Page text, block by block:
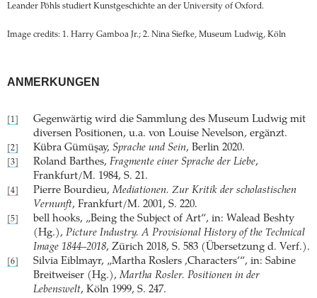
Leander Pöhls studiert Kunstgeschichte an der University of Oxford.
Image credits: 1. Harry Gamboa Jr.; 2. Nina Siefke, Museum Ludwig, Köln
ANMERKUNGEN
[1]
Gegenwärtig wird die Sammlung des Museum Ludwig mit
diversen Positionen, u.a. von Louise Nevelson, ergänzt.
[2] Kübra Gümüşay, Sprache und Sein, Berlin 2020.
[3] Roland Barthes, Fragmente einer Sprache der Liebe,
Frankfurt/M. 1984, S. 21.
[4] Pierre Bourdieu, Mediationen. Zur Kritik der scholastischen
Vernunft, Frankfurt/M. 2001, S. 220.
[5]
bell hooks, „Being the Subject of Art“, in: Walead Beshty
(Hg.), Picture Industry. A Provisional History of the Technical
Image 1844–2018, Zürich 2018, S. 583 (Übersetzung d. Verf.).
[6]
Silvia Eiblmayr, „Martha Roslers ‚Characters‘“, in: Sabine
Breitweiser (Hg.), Martha Rosler. Positionen in der
Lebenswelt, Köln 1999, S. 247.